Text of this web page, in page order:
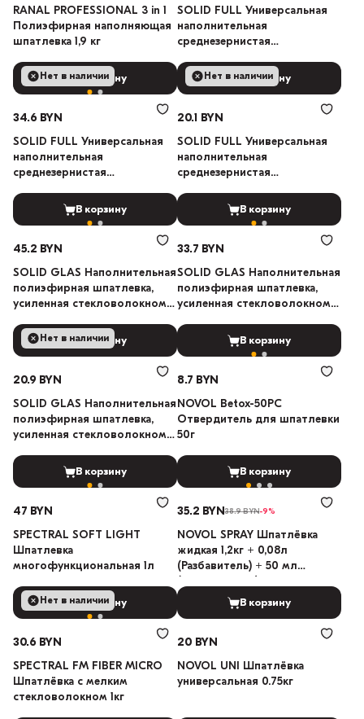
RANAL PROFESSIONAL 3 in 1
Полиэфирная наполняющая
шпатлевка 1,9 кг
В корзину
SOLID FULL Универсальная
наполнительная
среднезернистая
В корзину
Нет в наличии
34.6 BYN
SOLID FULL Универсальная
наполнительная
среднезернистая
1.0кг
В корзину
Нет в наличии
20.1 BYN
SOLID FULL Универсальная
наполнительная
среднезернистая
500г
В корзину
45.2 BYN
SOLID GLAS Наполнительная
полиэфирная шпатлевка,
усиленная стекловолокном
В корзину
33.7 BYN
SOLID GLAS Наполнительная
полиэфирная шпатлевка,
усиленная стекловолокном
В корзину
Нет в наличии
20.9 BYN
SOLID GLAS Наполнительная
полиэфирная шпатлевка,
усиленная стекловолокном
В корзину
8.7 BYN
NOVOL Betox-50PC
Отвердитель для шпатлевки
50г
В корзину
47 BYN
SPECTRAL SOFT LIGHT
Шпатлевка
многофункциональная 1л
В корзину
35.2 BYN38.9 BYN-9%
NOVOL SPRAY Шпатлёвка
жидкая 1,2кг + 0,08л
(Разбавитель) + 50 мл
В корзину
Нет в наличии
30.6 BYN
SPECTRAL FM FIBER MICRO
Шпатлёвка с мелким
стекловолокном 1кг
20 BYN
NOVOL UNI Шпатлёвка
универсальная 0.75кг